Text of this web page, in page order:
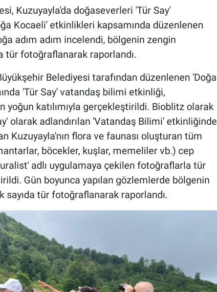
Kuzuyayla'da doğaseverleri 'Tür Say'
Kocaeli' etkinlikleri kapsamında düzenlenen
adım adım incelendi, bölgenin zengin
tür fotoğraflanarak raporlandı.
Belediyesi tarafından düzenlenen 'Doğa
'Tür Say' vatandaş bilimi etkinliği,
yoğun katılımıyla gerçekleştirildi. Bioblitz olarak
olarak adlandırılan 'Vatandaş Bilimi' etkinliğinde
Kuzuyayla'nın flora ve faunası oluşturan tüm
böcekler, kuşlar, memeliler vb.) cep
adlı uygulamaya çekilen fotoğraflarla tür
Gün boyunca yapılan gözlemlerde bölgenin
tür fotoğraflanarak raporlandı.